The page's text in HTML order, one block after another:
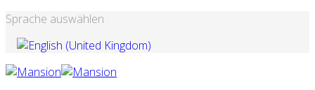
Sprache auswählen